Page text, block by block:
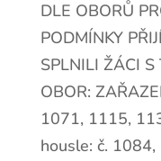
DLE OBORŮ
PODMÍNKY
SPLNILI ŽÁCI S
OBOR:
1071, 1115,
housle: č.